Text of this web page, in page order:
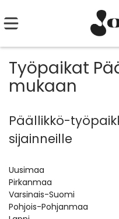
Työpaikat
mukaan
Päällikkö-
sijainneille
Uusimaa
Pirkanmaa
Varsinais-Suomi
Pohjois-Pohjanmaa